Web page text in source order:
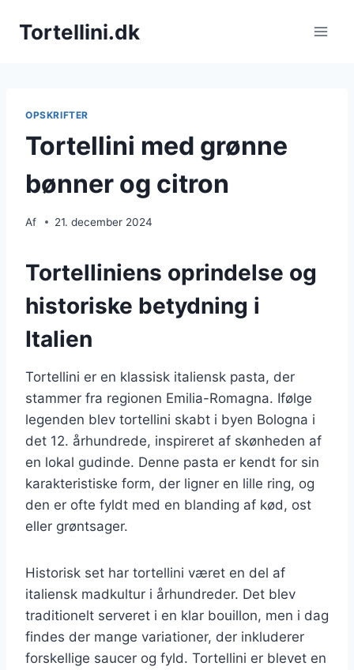
Tortellini.dk
OPSKRIFTER
Tortellini med grønne
bønner og citron
Af 21. december 2024
Tortelliniens oprindelse og
historiske betydning i
Italien
Tortellini er en klassisk italiensk pasta, der
stammer fra regionen Emilia-Romagna. Ifølge
legenden blev tortellini skabt i byen Bologna i
det 12. århundrede, inspireret af skønheden af
en lokal gudinde. Denne pasta er kendt for sin
karakteristiske form, der ligner en lille ring, og
den er ofte fyldt med en blanding af kød, ost
eller grøntsager.
Historisk set har tortellini været en del af
italiensk madkultur i århundreder. Det blev
traditionelt serveret i en klar bouillon, men i dag
findes der mange variationer, der inkluderer
forskellige saucer og fyld. Tortellini er blevet en